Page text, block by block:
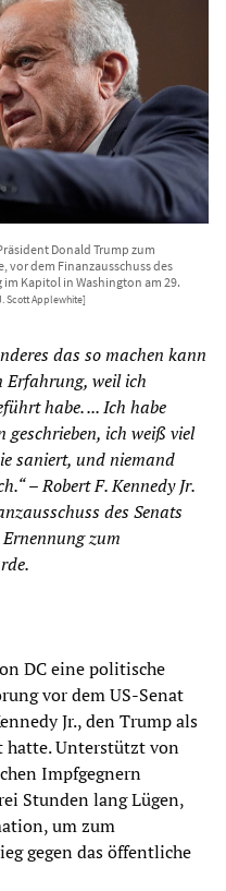
Donald Trump zum
dem Finanzausschuss des
Kapitol in Washington am 29.
Scott Applewhite]
das so machen kann
Erfahrung, weil ich
habe. ... Ich habe
geschrieben, ich weiß viel
saniert, und niemand
–Robert F. Kennedy Jr.
des Senats
zum
DC eine politische
vor dem US-Senat
Jr., den Trump als
Unterstützt von
Impfgegnern
Stunden lang Lügen,
um zum
gegen das öffentliche